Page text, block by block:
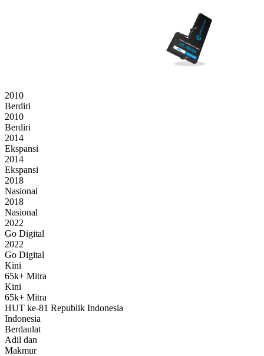
2010
Berdiri
2010
Berdiri
2014
Ekspansi
2014
Ekspansi
2018
Nasional
2018
Nasional
2022
Go Digital
2022
Go Digital
Kini
65k+ Mitra
Kini
65k+ Mitra
HUT ke-81 Republik Indonesia
Indonesia
Berdaulat
Adil dan
Makmur